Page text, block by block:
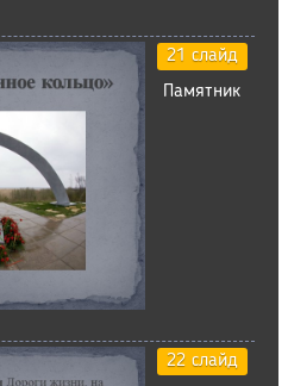
21 слайд
Памятник
22 слайд